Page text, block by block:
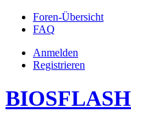
Foren-Übersicht
FAQ
Anmelden
Registrieren
BIOSFLASH